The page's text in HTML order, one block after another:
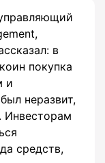
в
покупка
и
неразвит,
Инвесторам
средств,